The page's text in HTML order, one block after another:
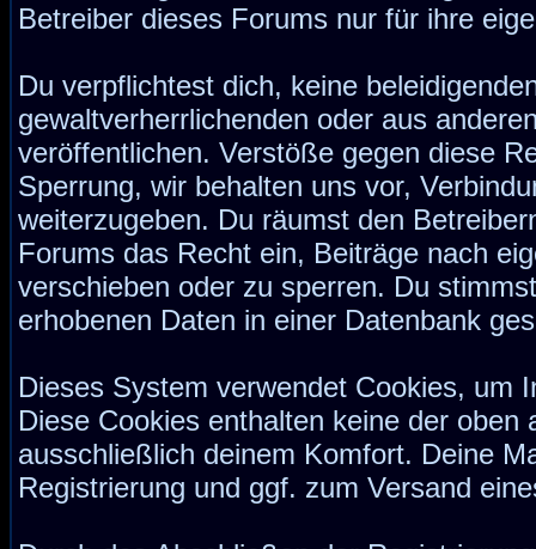
Betreiber dieses Forums nur für ihre
Du verpflichtest dich, keine
gewaltverherrlichenden oder aus
veröffentlichen. Verstöße gegen diese
Sperrung, wir behalten uns vor,
weiterzugeben. Du räumst den
Forums das Recht ein, Beiträge nach
verschieben oder zu sperren. Du
erhobenen Daten in einer Datenbank
Dieses System verwendet Cookies, um
Diese Cookies enthalten keine der
ausschließlich deinem Komfort. Deine
Registrierung und ggf. zum Versand